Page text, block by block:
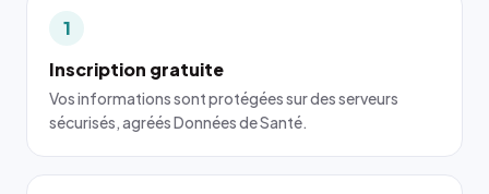
1
Inscription gratuite
Vos informations sont protégées sur des serveurs
sécurisés, agréés Données de Santé.